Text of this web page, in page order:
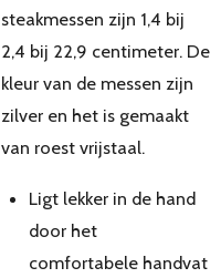
steakmessen zijn 1,4 bij
2,4 bij 22,9 centimeter. De
kleur van de messen zijn
zilver en het is gemaakt
van roest vrijstaal.
Ligt lekker in de hand
door het
comfortabele handvat